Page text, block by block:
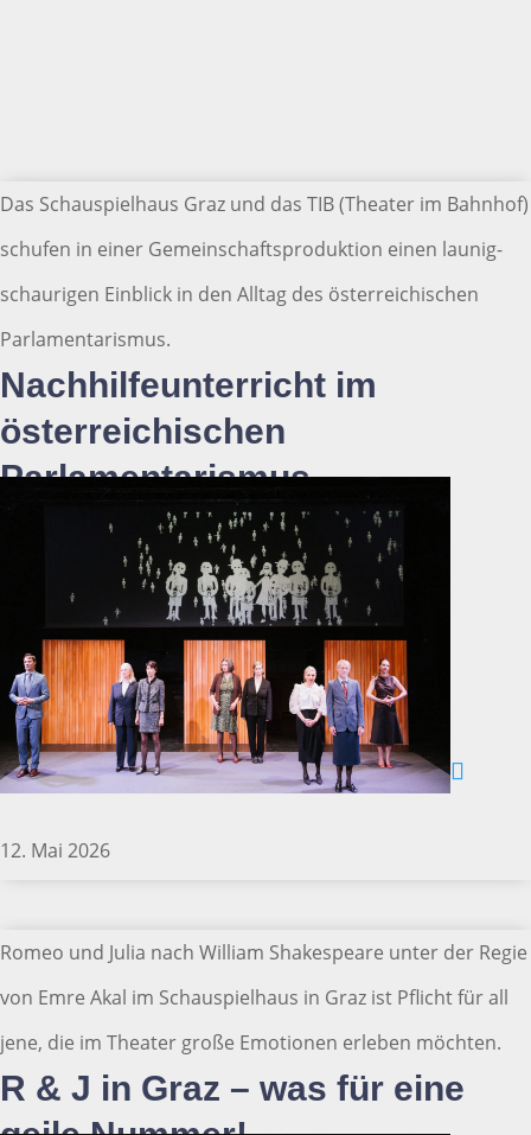
Nachhilfeunterricht im
österreichischen
Parlamentarismus
12. Mai 2026
Das Schauspielhaus Graz und das TIB (Theater im Bahnhof)
schufen in einer Gemeinschaftsproduktion einen launig-
schaurigen Einblick in den Alltag des österreichischen
Parlamentarismus.
R & J in Graz – was für eine
Romeo und Julia nach William Shakespeare unter der Regie
von Emre Akal im Schauspielhaus in Graz ist Pflicht für all
jene, die im Theater große Emotionen erleben möchten.